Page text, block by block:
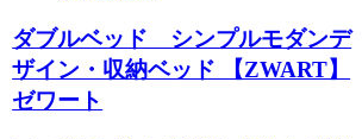
ダブルベッド シンプルモダンデ
ザイン・収納ベッド 【ZWART】
ゼワート